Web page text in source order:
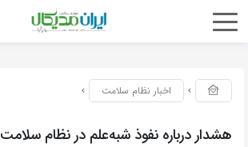
اخبار نظام سلامت
هشدار درباره نفوذ شبه‌علم در نظام سلامت